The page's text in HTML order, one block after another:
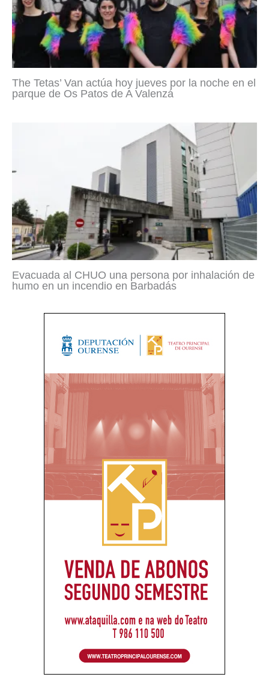
The Tetas’ Van actúa hoy jueves por la noche en el
parque de Os Patos de A Valenzá
Evacuada al CHUO una persona por inhalación de
humo en un incendio en Barbadás